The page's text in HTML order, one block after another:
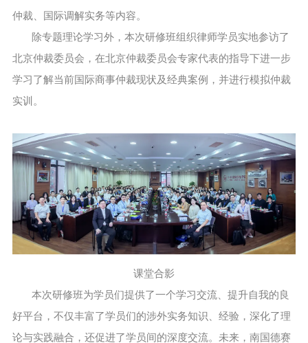
仲裁、国际调解实务等内容。
除专题理论学习外，本次研修班组织律师学员实地参访了
北京仲裁委员会，在北京仲裁委员会专家代表的指导下进一步
学习了解当前国际商事仲裁现状及经典案例，并进行模拟仲裁
实训。
课堂合影
本次研修班为学员们提供了一个学习交流、提升自我的良
好平台，不仅丰富了学员们的涉外实务知识、经验，深化了理
论与实践融合，还促进了学员间的深度交流。未来，南国德赛